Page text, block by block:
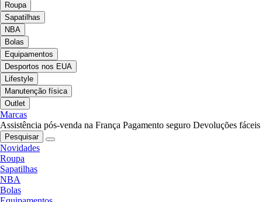
Roupa
Sapatilhas
NBA
Bolas
Equipamentos
Desportos nos EUA
Lifestyle
Manutenção física
Outlet
Marcas
Assistência pós-venda na França Pagamento seguro Devoluções fáceis
Pesquisar
Novidades
Roupa
Sapatilhas
NBA
Bolas